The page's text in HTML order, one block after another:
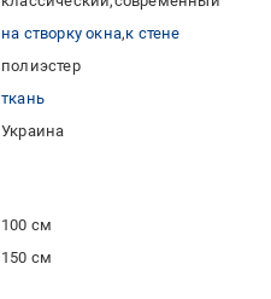
на створку окна к стене
полиэстер
ткань
Украина
100 см
150 см